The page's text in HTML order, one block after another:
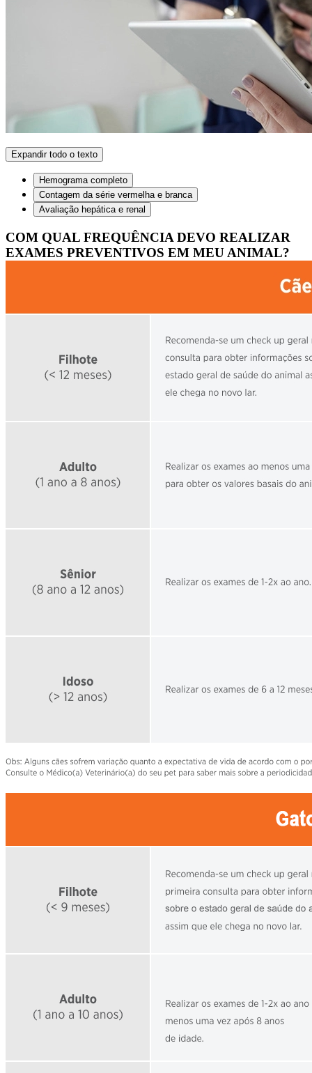
Expandir todo o texto
Hemograma completo
Contagem da série vermelha e branca
Avaliação hepática e renal
COM QUAL FREQUÊNCIA DEVO REALIZAR
EXAMES PREVENTIVOS EM MEU ANIMAL?